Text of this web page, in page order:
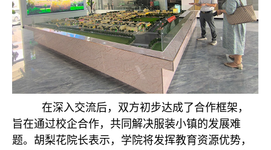
在深入交流后，双方初步达成了合作框架，
旨在通过校企合作，共同解决服装小镇的发展难
题。胡梨花院长表示，学院将发挥教育资源优势，